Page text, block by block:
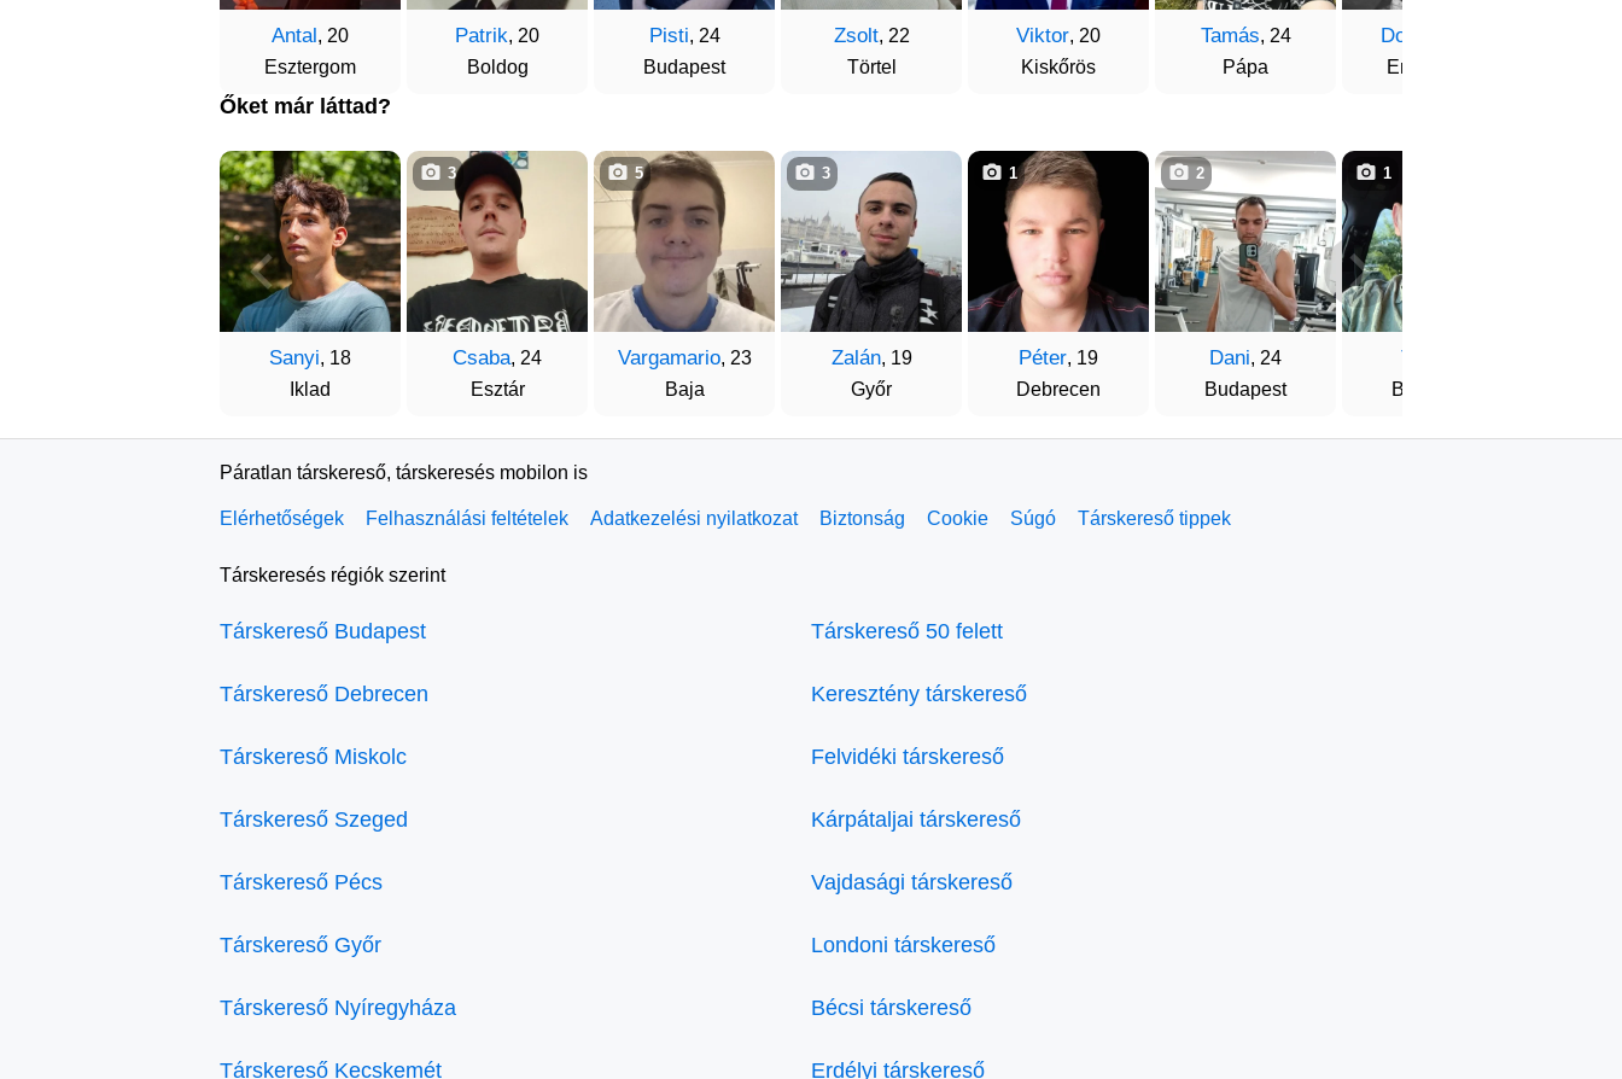
Antal, 20
Esztergom
Patrik, 20
Boldog
Pisti, 24
Budapest
Zsolt, 22
Törtel
Viktor, 20
Kiskőrös
Tamás, 24
Pápa
Dominik
Endrefalva
Őket már láttad?
Sanyi, 18
Iklad
Csaba, 24
Esztár
3
Vargamario, 23
Baja
5
Zalán, 19
Győr
3
Péter, 19
Debrecen
1
Dani, 24
Budapest
2
Tibi
Budapest
1
Páratlan társkereső, társkeresés mobilon is
Elérhetőségek Felhasználási feltételek Adatkezelési nyilatkozat Biztonság Cookie Súgó Társkereső tippek
Társkeresés régiók szerint
Társkereső Budapest
Társkereső Debrecen
Társkereső Miskolc
Társkereső Szeged
Társkereső Pécs
Társkereső Győr
Társkereső Nyíregyháza
Társkereső Kecskemét
Társkereső 50 felett
Keresztény társkereső
Felvidéki társkereső
Kárpátaljai társkereső
Vajdasági társkereső
Londoni társkereső
Bécsi társkereső
Erdélyi társkereső